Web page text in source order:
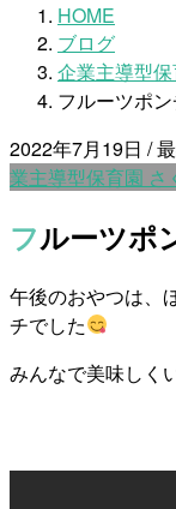
HOME
ブログ
企業主導型
フルーツポ
2022年7月19日 /
業主導型保育園 さ
フルーツポ
午後のおやつは、
チでした
みんなで美味しく